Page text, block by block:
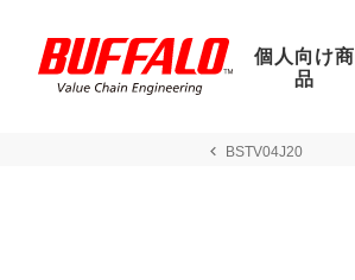
個人向け商
品
BSTV04J20